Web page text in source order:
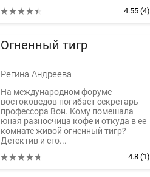
4.55(4)
Огненный тигр
Регина Андреева
На международном форуме
востоковедов погибает секретарь
профессора Вон. Кому помешала
юная разносчица кофе и откуда в ее
комнате живой огненный тигр?
Детектив и его...
4.8(1)